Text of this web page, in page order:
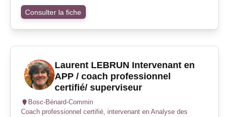
Consulter la fiche
Laurent LEBRUN Intervenant en
APP / coach professionnel
certifié/ superviseur
Bosc-Bénard-Commin
Coach professionnel certifié, intervenant en Analyse des